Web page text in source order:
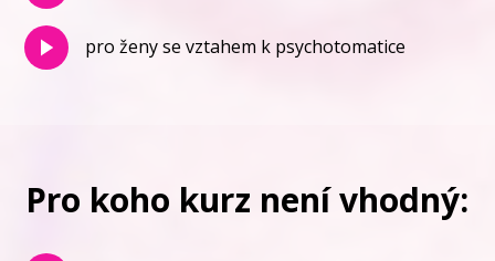
pro ženy se vztahem k psychotomatice
Pro koho kurz není vhodný: